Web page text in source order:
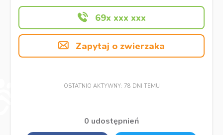
69x xxx xxx
Zapytaj o zwierzaka
OSTATNIO AKTYWNY: 78 DNI TEMU
0 udostępnień